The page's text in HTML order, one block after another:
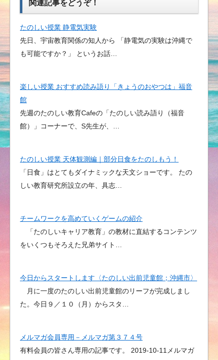
関連記事をどうぞ！
たのしい授業 静電気実験
先日、宇宙教育関係の知人から 「静電気の実験は沖縄で
も可能ですか？」 というお話…
楽しい授業 おすすめ読み語り「きょうのおやつは」福音
館
先週のたのしい教育Cafeの「たのしい読み語り（福音
館）」コーナーで、S先生が、…
たのしい授業 天体観測編｜部分日食をたのしもう！
「日食」はとてもダイナミックな天文ショーです。 たの
しい教育研究所設立の年、具志…
チームワークを高めていくゲームの紹介
「たのしいキャリア教育」の教材に直結するコンテンツ
をいくつもそろえた兄弟サイト…
今日からスタートします〈たのしい出前児童館；沖縄市〉
月に一度のたのしい出前児童館のリーフが完成しまし
た。今日９／１０（月）からスタ…
メルマガ会員専用－メルマガ第３７４号
有料会員の皆さん専用の記事です。 2019-10-11メルマガ